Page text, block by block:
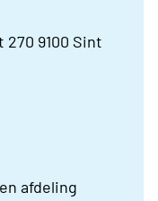
270 9100 Sint
afdeling